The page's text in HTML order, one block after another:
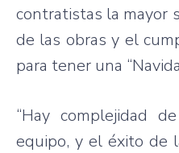
contratistas la mayor
de las obras y el
para tener una
“Hay complejidad
equipo, y el éxito de